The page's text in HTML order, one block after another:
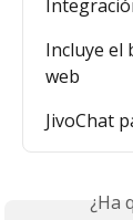
Incluye el
web
JivoChat
¿Ha